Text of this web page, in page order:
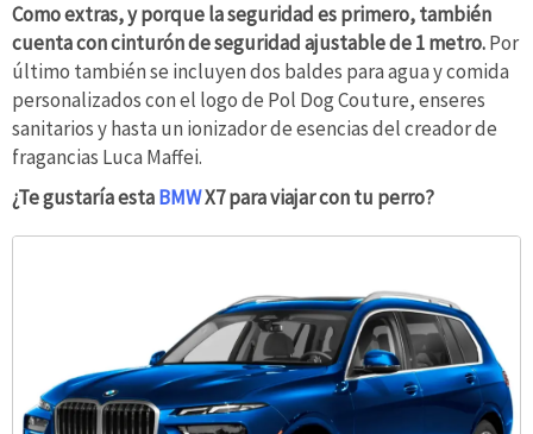
Como extras, y porque la seguridad es primero, también
cuenta con cinturón de seguridad ajustable de 1 metro.Por
último también se incluyen dos baldes para agua y comida
personalizados con el logo de Pol Dog Couture, enseres
sanitarios y hasta un ionizador de esencias del creador de
fragancias Luca Maffei.
¿Te gustaría estaBMWX7 para viajar con tu perro?